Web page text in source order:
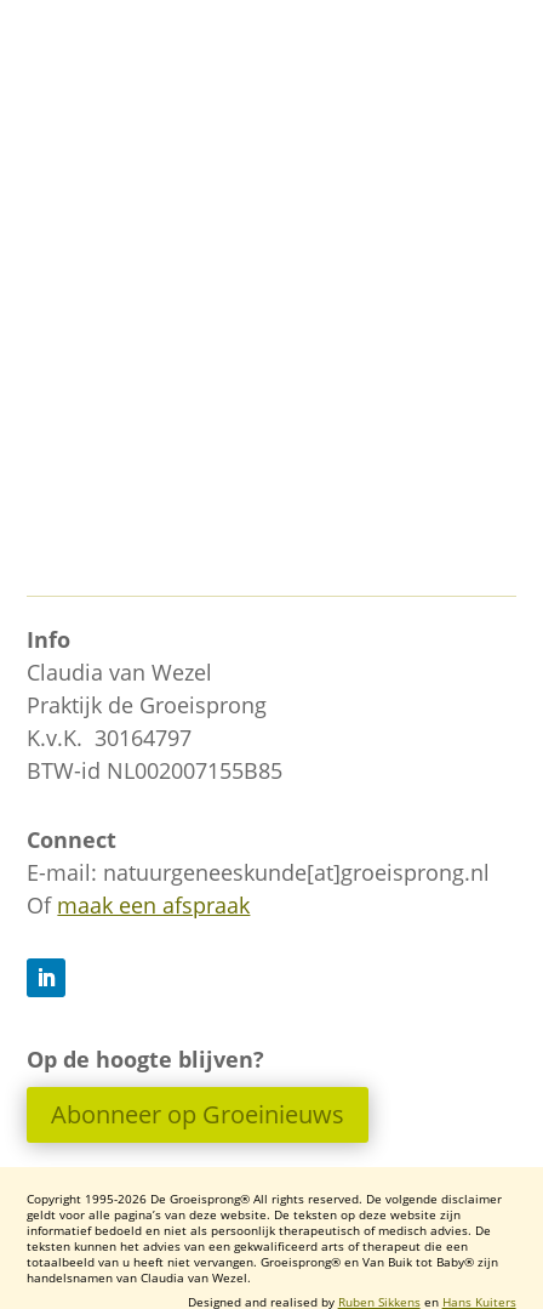
Info
Claudia van Wezel
Praktijk de Groeisprong
K.v.K. 30164797
BTW-id NL002007155B85
Connect
E-mail: natuurgeneeskunde[at]groeisprong.nl
Of maak een afspraak
Op de hoogte blijven?
Abonneer op Groeinieuws
Copyright 1995-2026 De Groeisprong® All rights reserved. De volgende disclaimer
geldt voor alle pagina’s van deze website. De teksten op deze website zijn
informatief bedoeld en niet als persoonlijk therapeutisch of medisch advies. De
teksten kunnen het advies van een gekwalificeerd arts of therapeut die een
totaalbeeld van u heeft niet vervangen. Groeisprong® en Van Buik tot Baby® zijn
handelsnamen van Claudia van Wezel.
Designed and realised by Ruben Sikkensen Hans Kuiters